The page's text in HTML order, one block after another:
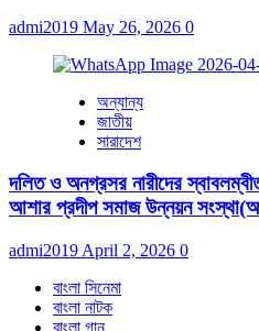
admi2019 May 26, 2026 0
অন্যান্য
জাতীয়
সারাদেশ
দলিত ও অনগ্রসর নারীদের
আশার প্রদীপ সমাজ উন্নয়ন
admi2019 April 2, 2026 0
বাংলা সিনেমা
বাংলা নাটক
বাংলা গান